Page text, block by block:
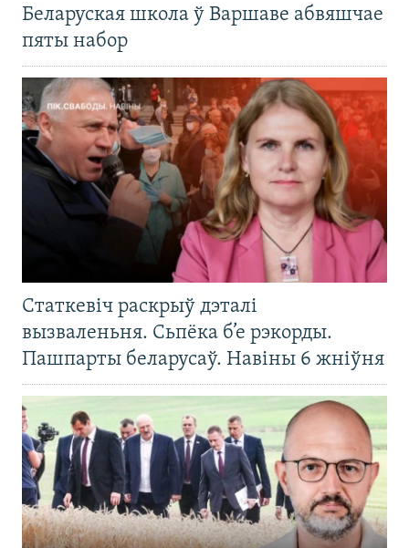
Беларуская школа ў Варшаве абвяшчае
пяты набор
Статкевіч раскрыў дэталі
вызваленьня. Сьпёка б’е рэкорды.
Пашпарты беларусаў. Навіны 6 жніўня